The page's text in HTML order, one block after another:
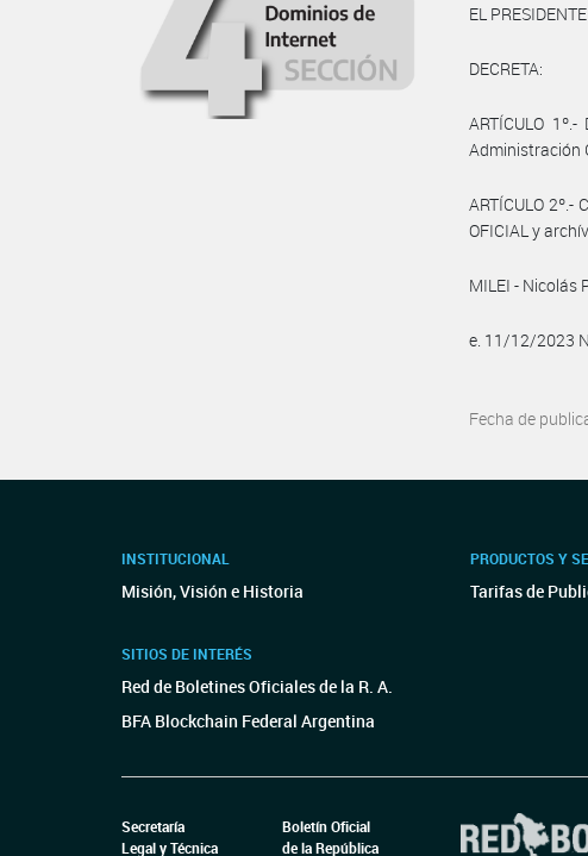
EL
DECRETA:
ARTÍCULO
Administración
ARTÍCULO 2º.-
OFICIAL y
MILEI - Nicolás
e. 11/12/2023
Fecha de
INSTITUCIONAL
Misión, Visión e Historia
SITIOS DE INTERÉS
Red de Boletines Oficiales de la R. A.
BFA Blockchain Federal Argentina
PRODUCTOS Y
Tarifas de
Secretaría
Legal y Técnica
Boletín Oficial
de la República